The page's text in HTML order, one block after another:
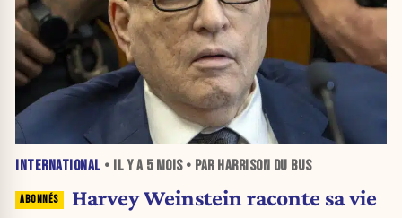
INTERNATIONAL • IL Y A 5 MOIS• PAR HARRISON DU BUS
Harvey Weinstein raconte sa vie